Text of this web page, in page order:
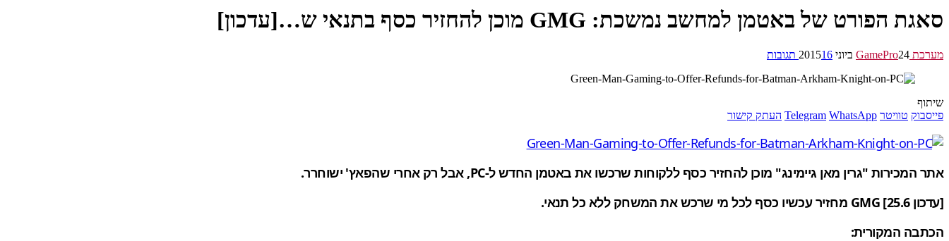
סאגת הפורט של באטמן למחשב נמשכת: GMG מוכן להחזיר כסף בתנאי ש…[עדכון]
מערכת GamePro 24 ביוני 2015 16 תגובות
שיתוף
פייסבוק טוויטר Telegram WhatsApp העתק קישור
אתר המכירות "גרין מאן גיימינג" מוכן להחזיר כסף ללקוחות שרכשו את באטמן החדש ל-PC, אבל רק אחרי שהפאץ' ישוחרר.
[עדכון 25.6] GMG מחזיר עכשיו כסף לכל מי שרכש את המשחק ללא כל תנאי.
הכתבה המקורית: